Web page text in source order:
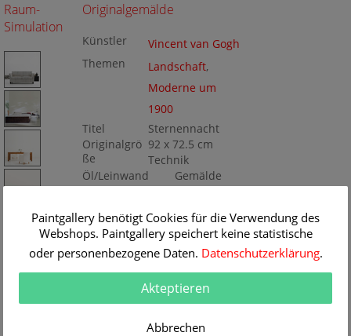
Raum-
Simulation
Originalgemälde
Künstler
Vincent van Gogh
Themen
Landschaft,
Moderne um
1900
Titel
Sternennacht
Originalgrö
ße
92 x 72.5 cm
Technik
Öl/Leinwand
Gemälde
Nr
Paintgallery benötigt Cookies für die Verwendung des
Webshops. Paintgallery speichert keine statistische
oder personenbezogene Daten. Datenschutzerklärung.
Akteptieren
Abbrechen